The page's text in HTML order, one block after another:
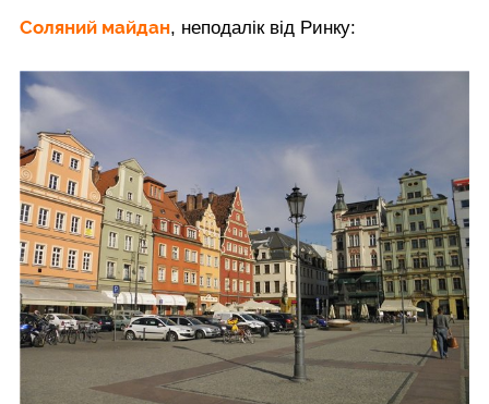
Соляний майдан, неподалік від Ринку: